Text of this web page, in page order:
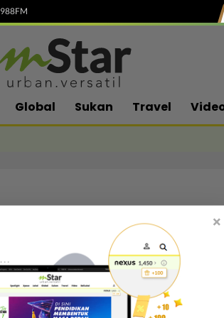
988FM
Global Sukan Travel
Follow media sosial kami
×